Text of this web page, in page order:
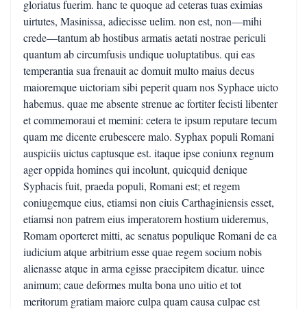
gloriatus fuerim. hanc te quoque ad ceteras tuas eximias
uirtutes, Masinissa, adiecisse uelim. non est, non—mihi
crede—tantum ab hostibus armatis aetati nostrae periculi
quantum ab circumfusis undique uoluptatibus. qui eas
temperantia sua frenauit ac domuit multo maius decus
maioremque uictoriam sibi peperit quam nos Syphace uicto
habemus. quae me absente strenue ac fortiter fecisti libenter
et commemoraui et memini: cetera te ipsum reputare tecum
quam me dicente erubescere malo. Syphax populi Romani
auspiciis uictus captusque est. itaque ipse coniunx regnum
ager oppida homines qui incolunt, quicquid denique
Syphacis fuit, praeda populi, Romani est; et regem
coniugemque eius, etiamsi non ciuis Carthaginiensis esset,
etiamsi non patrem eius imperatorem hostium uideremus,
Romam oporteret mitti, ac senatus populique Romani de ea
iudicium atque arbitrium esse quae regem socium nobis
alienasse atque in arma egisse praecipitem dicatur. uince
animum; caue deformes multa bona uno uitio et tot
meritorum gratiam maiore culpa quam causa culpae est